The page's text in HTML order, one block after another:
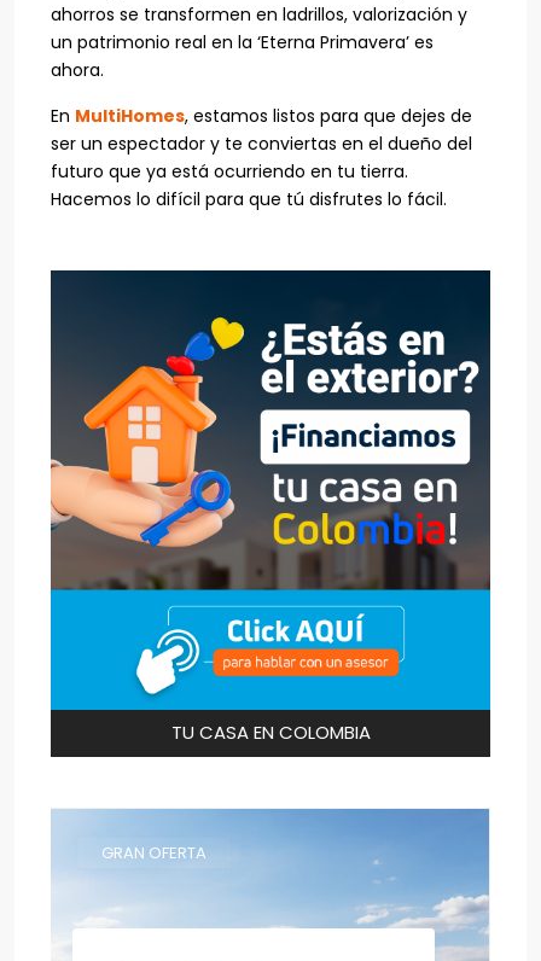
ahorros se transformen en ladrillos, valorización y
un patrimonio real en la ‘Eterna Primavera’ es
ahora.
En MultiHomes, estamos listos para que dejes de
ser un espectador y te conviertas en el dueño del
futuro que ya está ocurriendo en tu tierra.
Hacemos lo difícil para que tú disfrutes lo fácil.
TU CASA EN COLOMBIA
GRAN OFERTA